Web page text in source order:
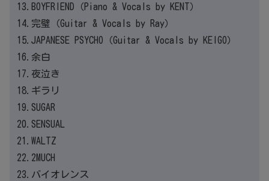
13.BOYFRIEND（Piano & Vocals by KENT）
14.完璧（Guitar & Vocals by Ray）
15.JAPANESE PSYCHO（Guitar & Vocals by KEIGO）
16.余白
17.夜泣き
18.ギラリ
19.SUGAR
20.SENSUAL
21.WALTZ
22.2MUCH
23.バイオレンス